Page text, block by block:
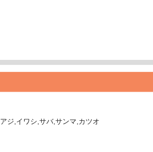
アジ,イワシ,サバ,サンマ,カツオ